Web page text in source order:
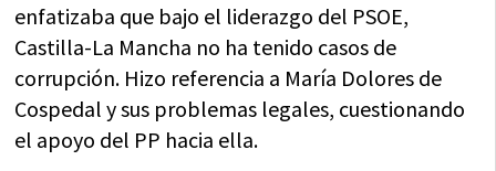
enfatizaba que bajo el liderazgo del PSOE,
Castilla-La Mancha no ha tenido casos de
corrupción. Hizo referencia a María Dolores de
Cospedal y sus problemas legales, cuestionando
el apoyo del PP hacia ella.